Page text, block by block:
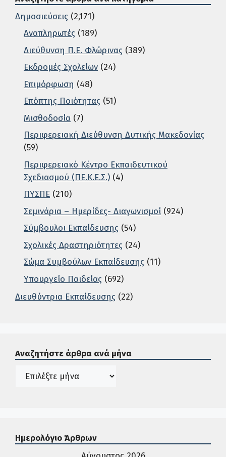
Δημοσιεύσεις (2,171)
Αναπληρωτές (189)
Διεύθυνση Π.Ε. Φλώρινας (389)
Εκδρομές Σχολείων (24)
Επιμόρφωση (48)
Επόπτης Ποιότητας (51)
Μισθοδοσία (7)
Περιφερειακή Διεύθυνση Δυτικής Μακεδονίας
(59)
Περιφερειακό Κέντρο Εκπαιδευτικού
Σχεδιασμού (ΠΕ.Κ.Ε.Σ.) (4)
ΠΥΣΠΕ (210)
Σεμινάρια – Ημερίδες- Διαγωνισμοί (924)
Σύμβουλοι Εκπαίδευσης (54)
Σχολικές Δραστηριότητες (24)
Σώμα Συμβούλων Εκπαίδευσης (11)
Υπουργείο Παιδείας (692)
Διευθύντρια Εκπαίδευσης (22)
Αναζητήστε άρθρα ανά μήνα
Ιστορικό
Ημερολόγιο Άρθρων